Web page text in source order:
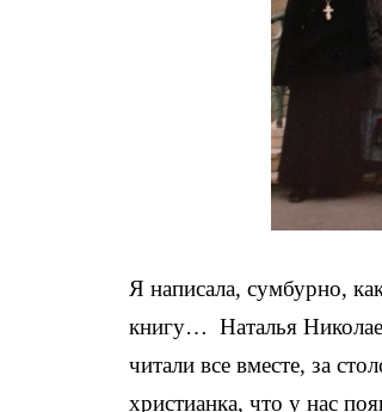
Я написала, сумбурно,
книгу… Наталья
читали все вместе, за
христианка, что у нас